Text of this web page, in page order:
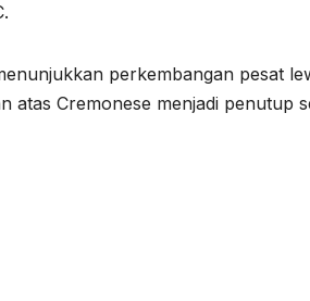
perkembangan pesat
atas Cremonese menjadi penutup